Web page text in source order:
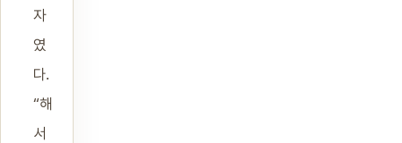
자
였
다.
“해
서